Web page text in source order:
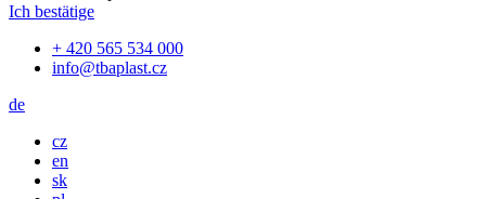
Ich bestätige
+ 420 565 534 000
info@tbaplast.cz
de
cz
en
sk